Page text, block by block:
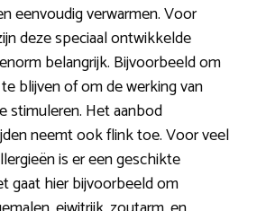
eenvoudig verwarmen. Voor
deze speciaal ontwikkelde
belangrijk. Bijvoorbeeld om
blijven of om de werking van
stimuleren. Het aanbod
neemt ook flink toe. Voor veel
is er een geschikte
gaat hier bijvoorbeeld om